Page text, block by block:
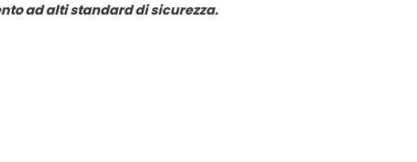
ad alti standard di sicurezza.